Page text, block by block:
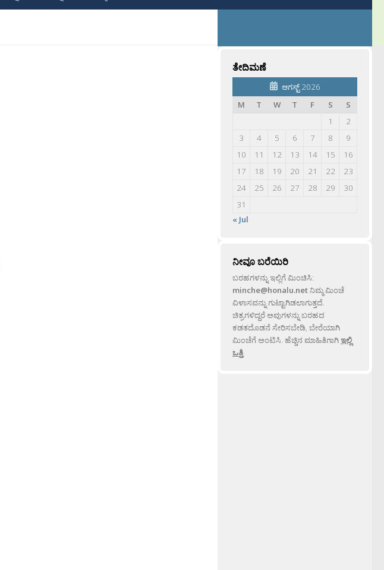
ತೇದಿಮಣೆ
ಆಗಸ್ಟ್ 2026
M
T W T F S
S
1
2
3
4 5 6 7 8
9
10
11 12 13 14 15
16
17
18 19 20 21 22
23
24
25 26 27 28 29
30
31
« Jul
ನೀವೂ ಬರೆಯಿರಿ
ಬರಹಗಳನ್ನು ಇಲ್ಲಿಗೆ ಮಿಂಚಿಸಿ:
minche@honalu.netನಿಮ್ಮ ಮಿಂಚೆ
ವಿಳಾಸವನ್ನು ಗುಟ್ಟಾಗಿಡಲಾಗುತ್ತದೆ.
ಚಿತ್ರಗಳಿದ್ದರೆ ಅವುಗಳನ್ನು ಬರಹದ
ಕಡತದೊಡನೆ ಸೇರಿಸಬೇಡಿ, ಬೇರೆಯಾಗಿ
ಮಿಂಚೆಗೆ ಅಂಟಿಸಿ. ಹೆಚ್ಚಿನ ಮಾಹಿತಿಗಾಗಿಇಲ್ಲಿ
ಒತ್ತಿ.